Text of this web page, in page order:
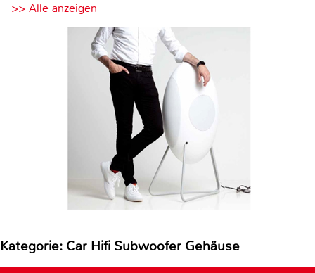
>> Alle anzeigen
Kategorie: Car Hifi Subwoofer Gehäuse